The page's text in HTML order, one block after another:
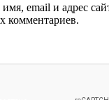
email и адрес
комментариев.